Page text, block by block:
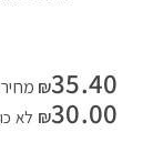
₪35.40
₪30.00 לא